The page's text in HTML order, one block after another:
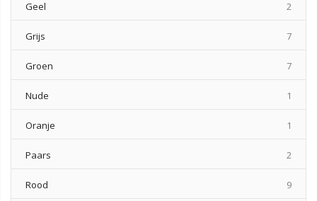
Geel 2
Grijs 7
Groen 7
Nude 1
Oranje 1
Paars 2
Rood 9